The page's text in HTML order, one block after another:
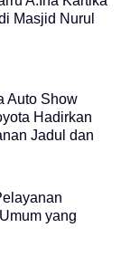
Masjid Nurul
Auto Show
Hadirkan
Jadul dan
yang